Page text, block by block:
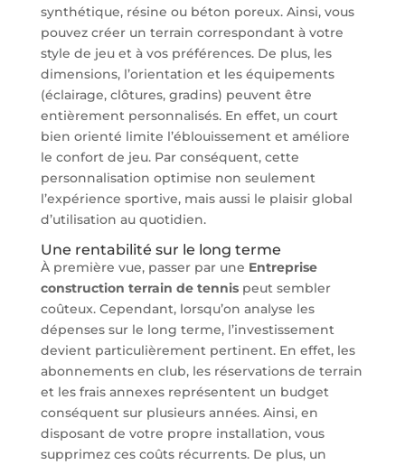
synthétique, résine ou béton poreux. Ainsi, vous
pouvez créer un terrain correspondant à votre
style de jeu et à vos préférences. De plus, les
dimensions, l’orientation et les équipements
(éclairage, clôtures, gradins) peuvent être
entièrement personnalisés. En effet, un court
bien orienté limite l’éblouissement et améliore
le confort de jeu. Par conséquent, cette
personnalisation optimise non seulement
l’expérience sportive, mais aussi le plaisir global
d’utilisation au quotidien.
Une rentabilité sur le long terme
À première vue, passer par une Entreprise
construction terrain de tennispeut sembler
coûteux. Cependant, lorsqu’on analyse les
dépenses sur le long terme, l’investissement
devient particulièrement pertinent. En effet, les
abonnements en club, les réservations de terrain
et les frais annexes représentent un budget
conséquent sur plusieurs années. Ainsi, en
disposant de votre propre installation, vous
supprimez ces coûts récurrents. De plus, un